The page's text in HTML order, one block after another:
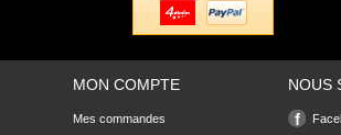
MON COMPTE
Mes commandes
NOUS